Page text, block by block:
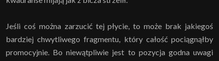
Jeśli coś można zarzucić tej płycie, to może brak jakiegoś
bardziej chwytliwego fragmentu, który całość pociągnąłby
promocyjnie. Bo niewątpliwie jest to pozycja godna uwagi